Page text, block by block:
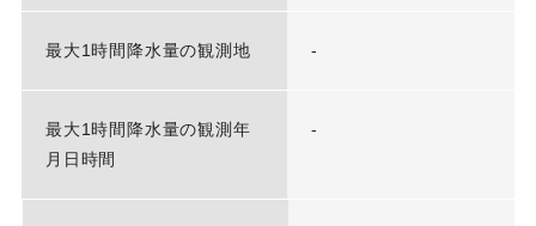
最大1時間降水量の観測地 -
最大1時間降水量の観測年
月日時間
-